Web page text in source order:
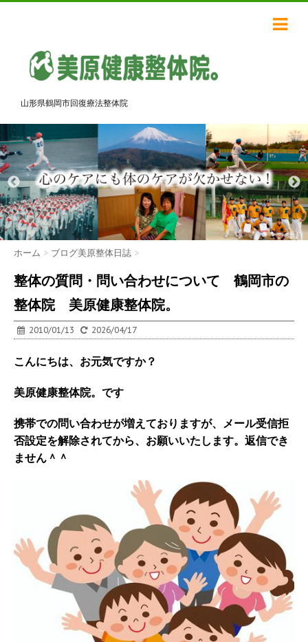
山形県鶴岡市回復療法整体院
ホーム > ブログ美原整体日誌 >
整体の質問・問い合わせについて 鶴岡市の
整体院 美原健康整体院。
2010/01/13 2026/04/17
こんにちは、お元気ですか？
美原健康整体院。です
携帯での問い合わせが増えておりますが、メール受信拒
否設定を解除されてから、お願いいたします。返信でき
ません＾＾